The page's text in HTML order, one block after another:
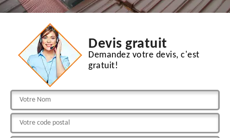
Devis gratuit
Demandez votre devis, c'est
gratuit!